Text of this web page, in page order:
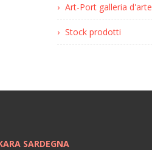
Art-Port galleria d'arte
Stock prodotti
SARDEGNA